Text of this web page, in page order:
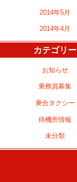
2014年5月
2014年4月
カテゴリー
お知らせ
乗務員募集
乗合タクシー
待機所情報
未分類